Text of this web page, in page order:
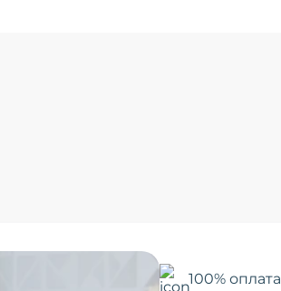
100% оплата